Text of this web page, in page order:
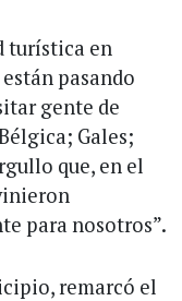
turística en
pasando
gente de
Gales;
que, en el
para nosotros”.
remarcó el